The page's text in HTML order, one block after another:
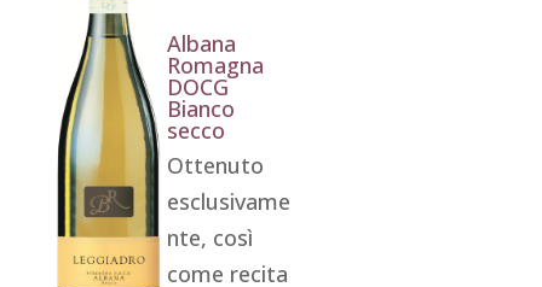
Albana
Romagna
DOCG
Bianco
secco
Ottenuto
esclusivame
nte, così
come recita